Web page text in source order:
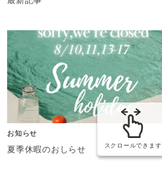
お知らせ
夏季休暇のおしらせ スクロールできます